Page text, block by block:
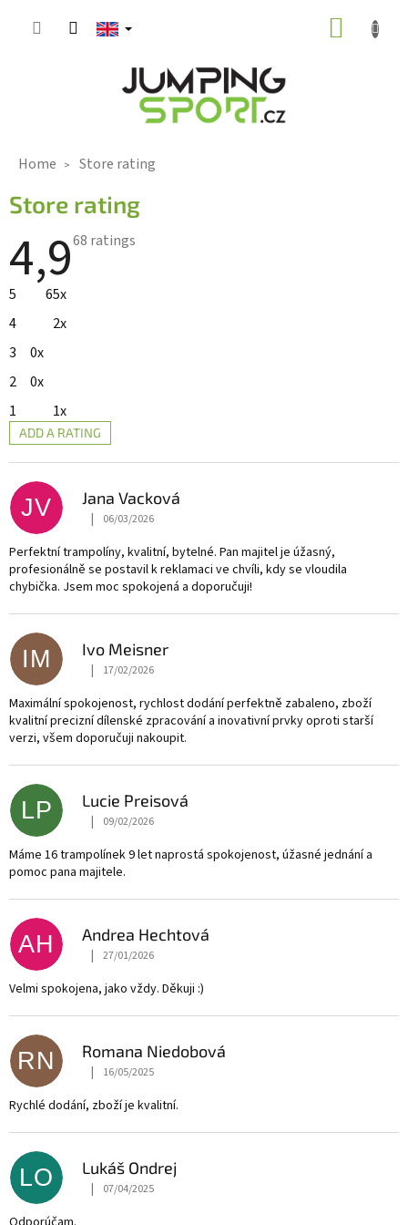
Home Store rating
Store rating
4,9The
68 ratings
5
65x
4
2x
3
0x
2
0x
1
1x
ADD A RATING
s
t
o
f
r
a
t
n
g
s
JV Jana Vacková
The store rating is 5 out of 5 stars.
| 06/03/2026
Perfektní trampolíny, kvalitní, bytelné. Pan majitel je úžasný,
profesionálně se postavil k reklamaci ve chvíli, kdy se vloudila
chybička. Jsem moc spokojená a doporučuji!
IM Ivo Meisner
The store rating is 5 out of 5 stars.
| 17/02/2026
Maximální spokojenost, rychlost dodání perfektně zabaleno, zboží
kvalitní precizní dílenské zpracování a inovativní prvky oproti starší
verzi, všem doporučuji nakoupit.
LP Lucie Preisová
The store rating is 5 out of 5 stars.
| 09/02/2026
Máme 16 trampolínek 9 let naprostá spokojenost, úžasné jednání a
pomoc pana majitele.
AH Andrea Hechtová
The store rating is 5 out of 5 stars.
| 27/01/2026
Velmi spokojena, jako vždy. Děkuji :)
RN Romana Niedobová
The store rating is 5 out of 5 stars.
| 16/05/2025
Rychlé dodání, zboží je kvalitní.
LO Lukáš Ondrej
The store rating is 5 out of 5 stars.
| 07/04/2025